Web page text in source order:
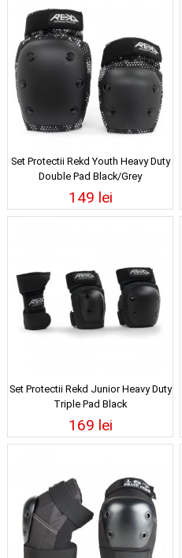
Set Protectii Rekd Youth Heavy Duty
Double Pad Black/Grey
149 lei
Set Protectii Rekd Junior Heavy Duty
Triple Pad Black
169 lei